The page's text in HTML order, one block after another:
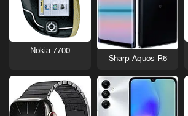
Sharp Aquos R6
Nokia 7700